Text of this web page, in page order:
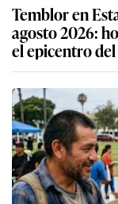
Temblor en
agosto 2026:
el epicentro